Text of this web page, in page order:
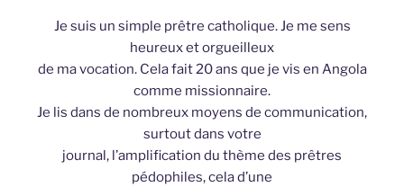
Je suis un simple prêtre catholique. Je me sens
heureux et orgueilleux
de ma vocation. Cela fait 20 ans que je vis en Angola
comme missionnaire.
Je lis dans de nombreux moyens de communication,
surtout dans votre
journal, l’amplification du thème des prêtres
pédophiles, cela d’une